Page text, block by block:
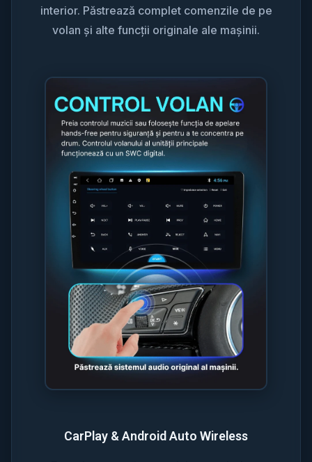
interior. Păstrează complet comenzile de pe
volan și alte funcții originale ale mașinii.
CarPlay & Android Auto Wireless